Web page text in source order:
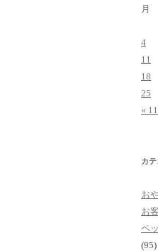
月
4
11
18
25
«
カ
お
お
ペ
(95)